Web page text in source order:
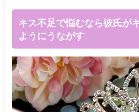
キス不足で悩むなら彼氏が
ようにうながす